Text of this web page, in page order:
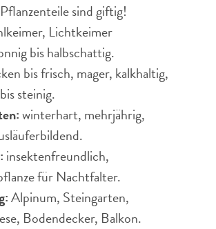
sind giftig!
Lichtkeimer
bis halbschattig.
bis frisch, mager, kalkhaltig,
steinig.
winterhart, mehrjährig,
insektenfreundlich,
für Nachtfalter.
Alpinum, Steingarten,
Bodendecker, Balkon.